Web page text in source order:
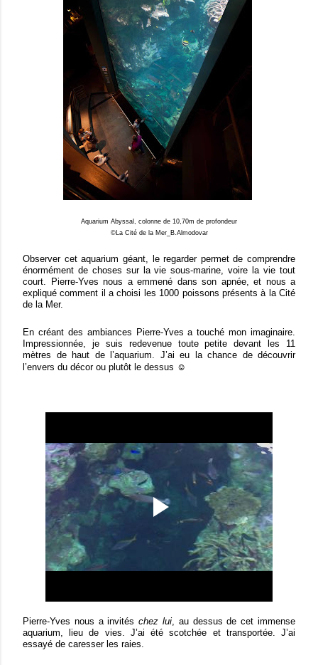
Aquarium Abyssal, colonne de 10,70m de profondeur
©La Cité de la Mer_B.Almodovar
Observer cet aquarium géant, le regarder permet de comprendre
énormément de choses sur la vie sous-marine, voire la vie tout
court. Pierre-Yves nous a emmené dans son apnée, et nous a
expliqué comment il a choisi les 1000 poissons présents à la Cité
de la Mer.
En créant des ambiances Pierre-Yves a touché mon imaginaire.
Impressionnée, je suis redevenue toute petite devant les 11
mètres de haut de l’aquarium. J’ai eu la chance de découvrir
l’envers du décor ou plutôt le dessus ☺
Pierre-Yves nous a invitéschez lui, au dessus de cet immense
aquarium, lieu de vies. J’ai été scotchée et transportée. J’ai
essayé de caresser les raies.